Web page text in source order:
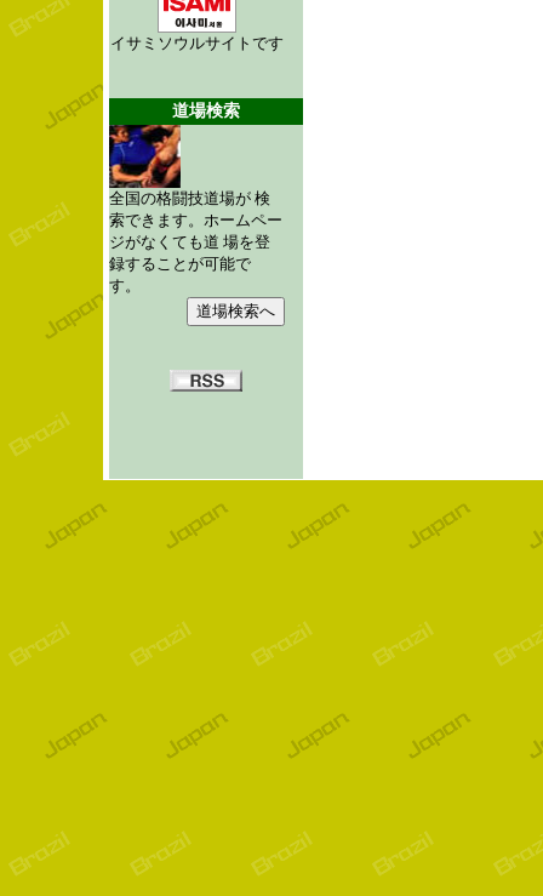
イサミソウルサイトです
道場検索
全国の格闘技道場が 検
索できます。ホームペー
ジがなくても道 場を登
録することが可能で
す。